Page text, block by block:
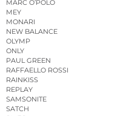
MARC O’POLO
MEY
MONARI
NEW BALANCE
OLYMP
ONLY
PAUL GREEN
RAFFAELLO ROSSI
RAINKISS
REPLAY
SAMSONITE
SATCH